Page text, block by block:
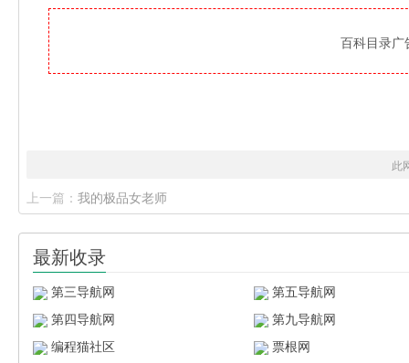
百科目录
此
上一篇： 我的极品女老师
最新收录
第三导航网
第五导航网
第四导航网
第九导航网
编程猫社区
票根网